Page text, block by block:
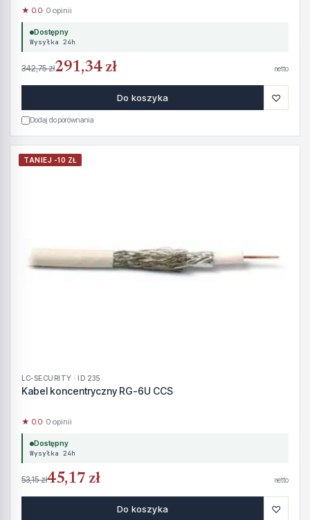
★ 0.0· 0 opinii
Dostępny
Wysyłka 24h
342,75 zł291,34 zł netto
Do koszyka ♡
Dodaj do porównania
TANIEJ -10 ZŁ
LC-SECURITY · ID 235
Kabel koncentryczny RG-6U CCS
★ 0.0· 0 opinii
Dostępny
Wysyłka 24h
53,15 zł45,17 zł netto
Do koszyka ♡